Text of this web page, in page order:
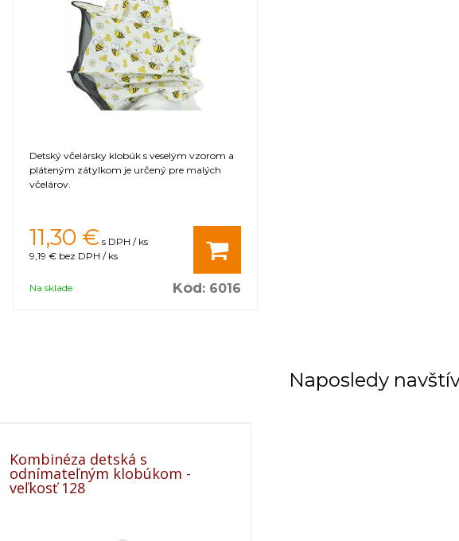
Detský včelársky klobúk s veselým vzorom a
pláteným zátylkom je určený pre malých
včelárov.
11,30 € s DPH / ks
9,19 € bez DPH / ks
Na sklade Kód: 6016
Naposledy
Kombinéza detská s
odnímateľným klobúkom -
veľkosť 128